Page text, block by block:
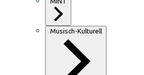
Musisch-Kulturell